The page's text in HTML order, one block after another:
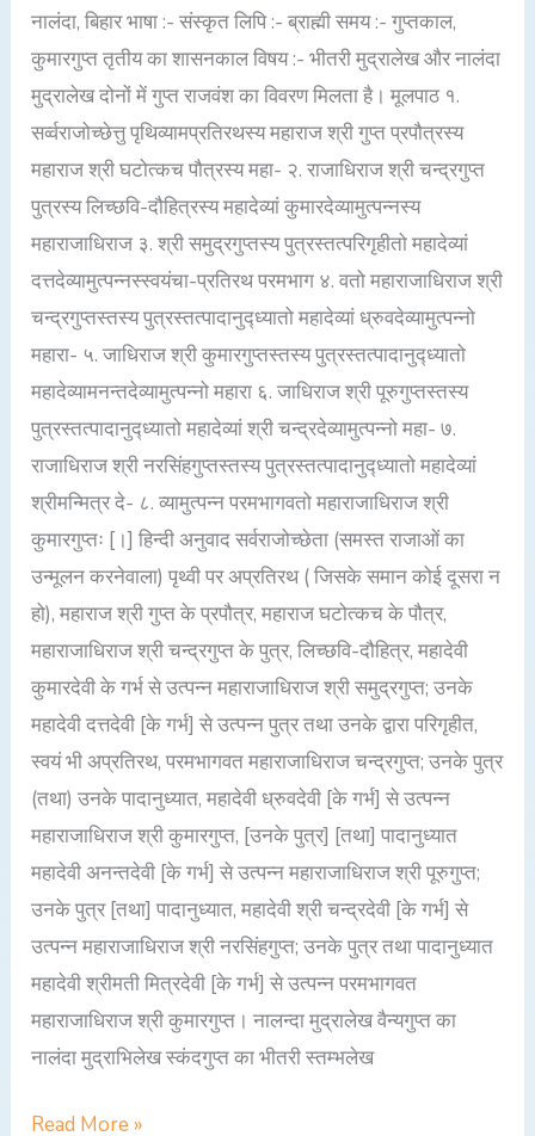
नालंदा, बिहार भाषा :- संस्कृत लिपि :- ब्राह्मी समय :- गुप्तकाल,
कुमारगुप्त तृतीय का शासनकाल विषय :- भीतरी मुद्रालेख और नालंदा
मुद्रालेख दोनों में गुप्त राजवंश का विवरण मिलता है। मूलपाठ १.
सर्व्वराजोच्छेत्तु पृथिव्यामप्रतिरथस्य महाराज श्री गुप्त प्रपौत्रस्य
महाराज श्री घटोत्कच पौत्रस्य महा- २. राजाधिराज श्री चन्द्रगुप्त
पुत्रस्य लिच्छवि-दौहित्रस्य महादेव्यां कुमारदेव्यामुत्पन्नस्य
महाराजाधिराज ३. श्री समुद्रगुप्तस्य पुत्रस्तत्परिगृहीतो महादेव्यां
दत्तदेव्यामुत्पन्नस्स्वयंचा-प्रतिरथ परमभाग ४. वतो महाराजाधिराज श्री
चन्द्रगुप्तस्तस्य पुत्रस्तत्पादानुद्ध्यातो महादेव्यां ध्रुवदेव्यामुत्पन्नो
महारा- ५. जाधिराज श्री कुमारगुप्तस्तस्य पुत्रस्तत्पादानुद्ध्यातो
महादेव्यामनन्तदेव्यामुत्पन्नो महारा ६. जाधिराज श्री पूरुगुप्तस्तस्य
पुत्रस्तत्पादानुद्ध्यातो महादेव्यां श्री चन्द्रदेव्यामुत्पन्नो महा- ७.
राजाधिराज श्री नरसिंहगुप्तस्तस्य पुत्रस्तत्पादानुद्ध्यातो महादेव्यां
श्रीमन्मित्र दे- ८. व्यामुत्पन्न परमभागवतो महाराजाधिराज श्री
कुमारगुप्तः [।] हिन्दी अनुवाद सर्वराजोच्छेता (समस्त राजाओं का
उन्मूलन करनेवाला) पृथ्वी पर अप्रतिरथ ( जिसके समान कोई दूसरा न
हो), महाराज श्री गुप्त के प्रपौत्र, महाराज घटोत्कच के पौत्र,
महाराजाधिराज श्री चन्द्रगुप्त के पुत्र, लिच्छवि-दौहित्र, महादेवी
कुमारदेवी के गर्भ से उत्पन्न महाराजाधिराज श्री समुद्रगुप्त; उनके
महादेवी दत्तदेवी [के गर्भ] से उत्पन्न पुत्र तथा उनके द्वारा परिगृहीत,
स्वयं भी अप्रतिरथ, परमभागवत महाराजाधिराज चन्द्रगुप्त; उनके पुत्र
(तथा) उनके पादानुध्यात, महादेवी ध्रुवदेवी [के गर्भ] से उत्पन्न
महाराजाधिराज श्री कुमारगुप्त, [उनके पुत्र] [तथा] पादानुध्यात
महादेवी अनन्तदेवी [के गर्भ] से उत्पन्न महाराजाधिराज श्री पूरुगुप्त;
उनके पुत्र [तथा] पादानुध्यात, महादेवी श्री चन्द्रदेवी [के गर्भ] से
उत्पन्न महाराजाधिराज श्री नरसिंहगुप्त; उनके पुत्र तथा पादानुध्यात
महादेवी श्रीमती मित्रदेवी [के गर्भ] से उत्पन्न परमभागवत
महाराजाधिराज श्री कुमारगुप्त। नालन्दा मुद्रालेख वैन्यगुप्त का
नालंदा मुद्राभिलेख स्कंदगुप्त का भीतरी स्तम्भलेख
Read More »